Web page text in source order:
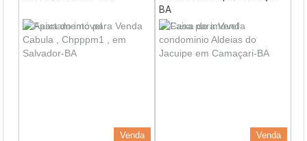
Venda
BA
Venda